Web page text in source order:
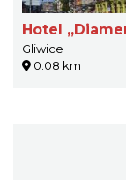
Hotel
Gliwice
0.08 km